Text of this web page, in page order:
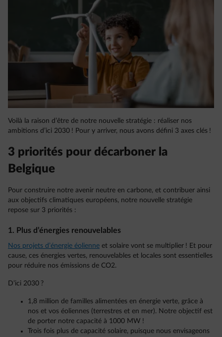
Voilà la raison d’être de notre nouvelle stratégie : réaliser nos
ambitions d’ici 2030 ! Pour y arriver, nous avons défini 3 axes clés !
3 priorités pour décarboner la
Belgique
Pour construire notre avenir neutre en carbone, et contribuer ainsi
aux objectifs climatiques européens, notre nouvelle stratégie
repose sur 3 priorités :
1. Plus d’énergies renouvelables
Nos projets d’énergie éolienne et solaire vont se multiplier ! Et pour
cause, ces énergies vertes, renouvelables et locales sont essentielles
pour réduire nos émissions de CO2.
D’ici 2030 ?
1,8 million de familles alimentées en énergie verte, grâce à
nos et vos éoliennes (terrestres et en mer). Notre objectif est
de porter notre capacité à 1000 MW !
Trois fois plus de capacité solaire, puisque nous envisageons